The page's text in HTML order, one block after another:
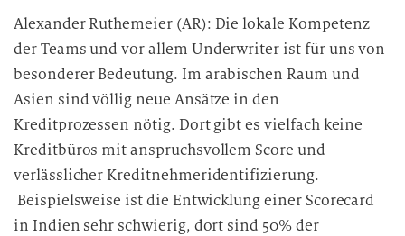
Alexander Ruthemeier (AR): Die lokale Kompetenz
der Teams und vor allem Underwriter ist für uns von
besonderer Bedeutung. Im arabischen Raum und
Asien sind völlig neue Ansätze in den
Kreditprozessen nötig. Dort gibt es vielfach keine
Kreditbüros mit anspruchsvollem Score und
verlässlicher Kreditnehmeridentifizierung.
Beispielsweise ist die Entwicklung einer Scorecard
in Indien sehr schwierig, dort sind 50% der